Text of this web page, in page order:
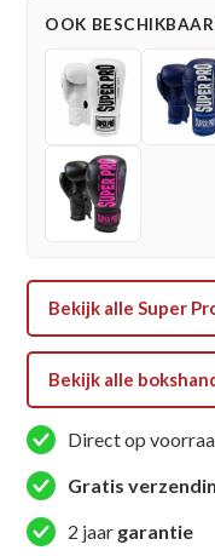
Champ
aantal
OOK
Bekijk alle Super
Bekijk alle
Direct op
Gratis
2 jaar garantie